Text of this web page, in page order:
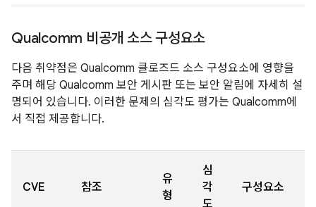
Qualcomm 비공개 소스 구성요소
다음 취약점은 Qualcomm 클로즈드 소스 구성요소에 영향을
주며 해당 Qualcomm 보안 게시판 또는 보안 알림에 자세히 설
명되어 있습니다. 이러한 문제의 심각도 평가는 Qualcomm에
서 직접 제공합니다.
CVE 참조
유
형
심
각
도
구성요소